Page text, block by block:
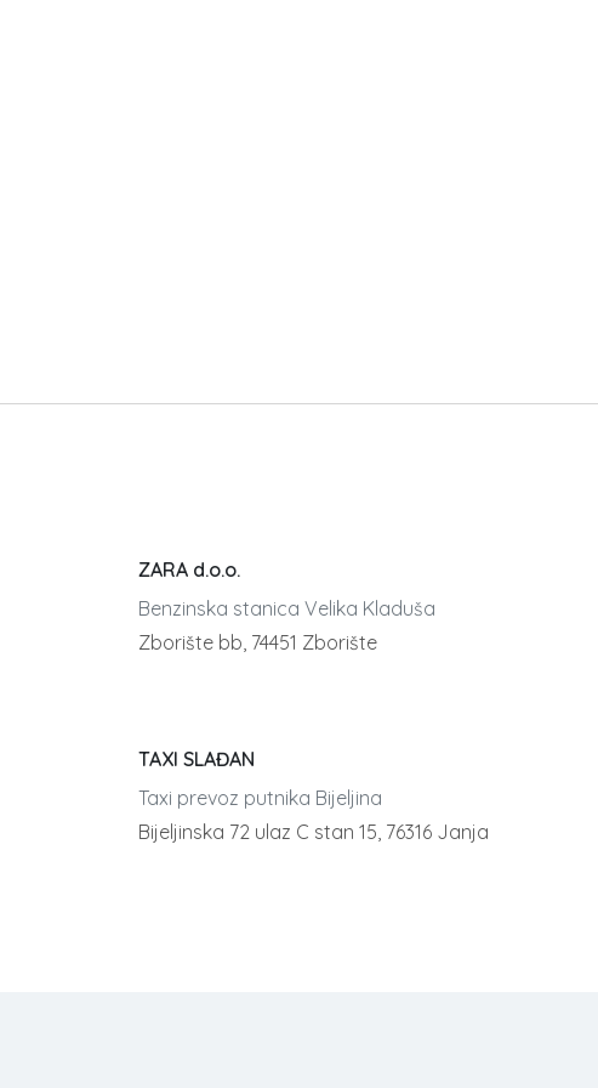
ZARA d.o.o.
Benzinska stanica Velika Kladuša
Zborište bb, 74451 Zborište
TAXI SLAĐAN
Taxi prevoz putnika Bijeljina
Bijeljinska 72 ulaz C stan 15, 76316 Janja